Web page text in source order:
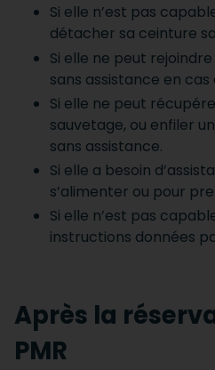
Si elle n’est pas
détacher sa ceinture
Si elle ne peut
sans assistance en cas
Si elle ne peut
sauvetage, ou enfiler
sans assistance.
Si elle a besoin
s’alimenter ou pour
Si elle n’est pas
instructions données
Après la
PMR